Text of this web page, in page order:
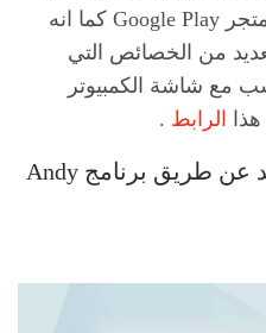
جهاز الكمبيوتر بسهولة من متجر Google Play كما انه
من الخصائص التي
مع شاشة الكمبيوتر
الرابط .
تشغيل تطبيقات الاندرويد عن طريق برنامج Andy